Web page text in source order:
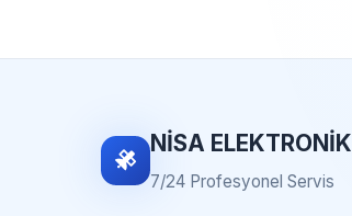
NİSA ELEKTRONİK
7/24 Profesyonel Servis